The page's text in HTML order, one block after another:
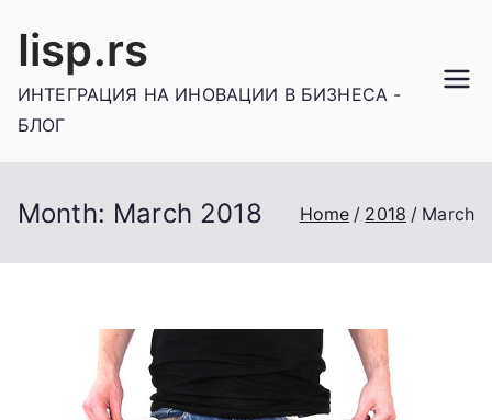
Iisp.rs
ИНТЕГРАЦИЯ НА ИНОВАЦИИ В БИЗНЕСА -
БЛОГ
Month: March 2018 Home 2018 March